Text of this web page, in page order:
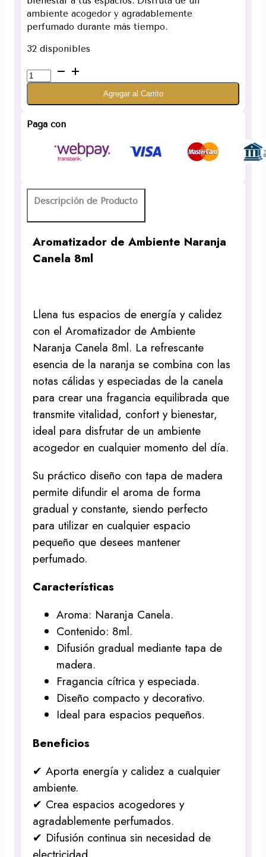
ambiente acogedor y agradablemente
perfumado durante más tiempo.
32 disponibles
Aromatizador
de
Canela
cantidad
Agregar al Carrito
Paga con
Descripción de Producto
Aromatizador de Ambiente Naranja
Canela 8ml
Llena tus espacios de energía y calidez
con el Aromatizador de Ambiente
Naranja Canela 8ml. La refrescante
esencia de la naranja se combina con las
notas cálidas y especiadas de la canela
para crear una fragancia equilibrada que
transmite vitalidad, confort y bienestar,
ideal para disfrutar de un ambiente
acogedor en cualquier momento del día.
Su práctico diseño con tapa de madera
permite difundir el aroma de forma
gradual y constante, siendo perfecto
para utilizar en cualquier espacio
pequeño que desees mantener
perfumado.
Características
Aroma: Naranja Canela.
Contenido: 8ml.
Difusión gradual mediante tapa de
madera.
Fragancia cítrica y especiada.
Diseño compacto y decorativo.
Ideal para espacios pequeños.
Beneficios
✔ Aporta energía y calidez a cualquier
ambiente.
✔ Crea espacios acogedores y
agradablemente perfumados.
✔ Difusión continua sin necesidad de